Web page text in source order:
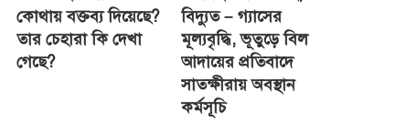
কোথায় বক্তব্য দিয়েছে?
তার চেহারা কি দেখা
গেছে?
বিদ্যুত – গ্যাসের
মূল্যবৃদ্ধি, ভূতুড়ে বিল
আদায়ের প্রতিবাদে
সাতক্ষীরায় অবস্থান
কর্মসূচি